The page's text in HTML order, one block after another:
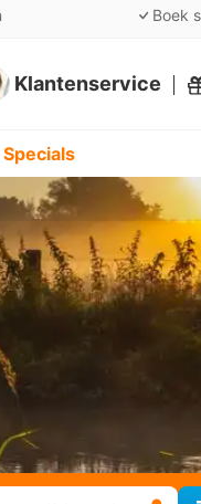
Boek
Klantenservice